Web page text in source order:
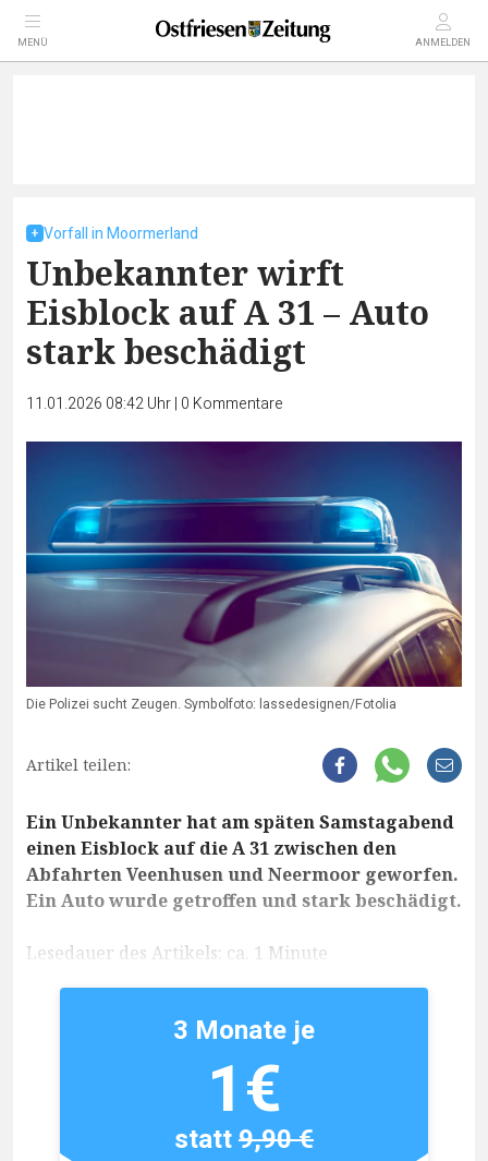
MENÜ ANMELDEN
Vorfall in Moormerland
Unbekannter wirft
Eisblock auf A 31 – Auto
stark beschädigt
11.01.2026 08:42 Uhr| 0 Kommentare
Die Polizei sucht Zeugen. Symbolfoto: lassedesignen/Fotolia
Artikel teilen:
Ein Unbekannter hat am späten Samstagabend
einen Eisblock auf die A 31 zwischen den
Abfahrten Veenhusen und Neermoor geworfen.
Ein Auto wurde getroffen und stark beschädigt.
Lesedauer des Artikels: ca. 1 Minute
3 Monate je
1€
statt9,90 €